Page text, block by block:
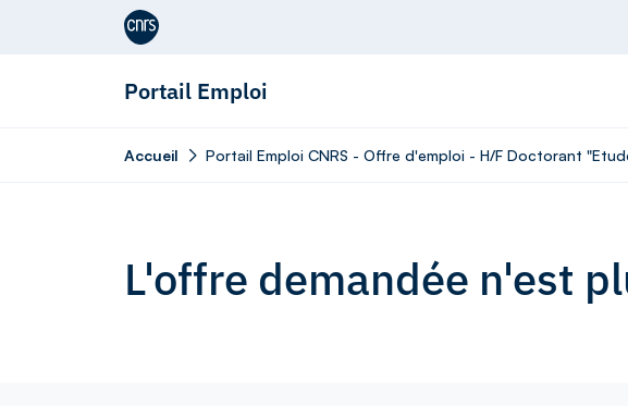
Aller au contenu
Portail Emploi
Accueil Portail Emploi CNRS - Offre d'emploi - H/F Doctorant
L'offre demandée n'est